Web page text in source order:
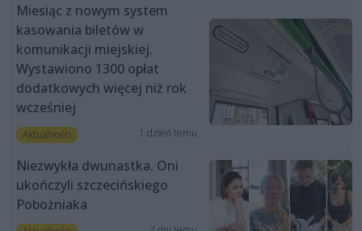
Miesiąc z nowym system
kasowania biletów w
komunikacji miejskiej.
Wystawiono 1300 opłat
dodatkowych więcej niż rok
wcześniej
Aktualności 1 dzień temu
Niezwykła dwunastka. Oni
ukończyli szczecińskiego
Pobożniaka